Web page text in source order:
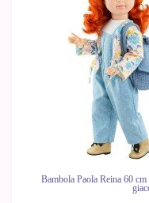
Bambola Paola Reina 60